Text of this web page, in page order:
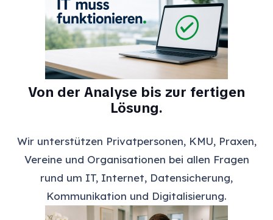
Von der Analyse bis zur fertigen
Lösung.
Wir unterstützen Privatpersonen, KMU, Praxen,
Vereine und Organisationen bei allen Fragen
rund um IT, Internet, Datensicherung,
Kommunikation und Digitalisierung.